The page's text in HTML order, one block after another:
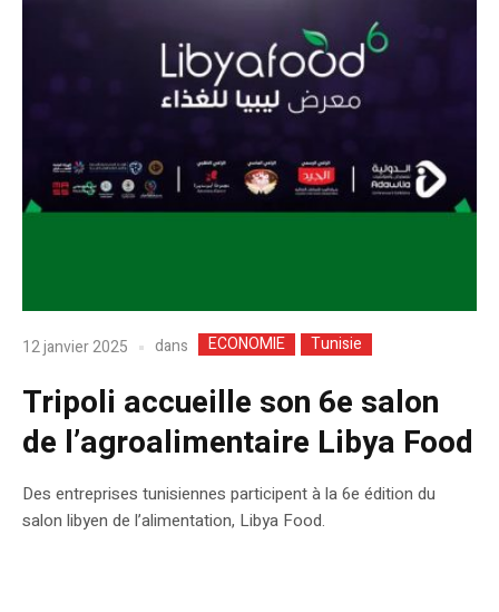
12 janvier 2025 dans ECONOMIE Tunisie
Tripoli accueille son 6e salon
de l’agroalimentaire Libya Food
Des entreprises tunisiennes participent à la 6e édition du
salon libyen de l’alimentation, Libya Food.